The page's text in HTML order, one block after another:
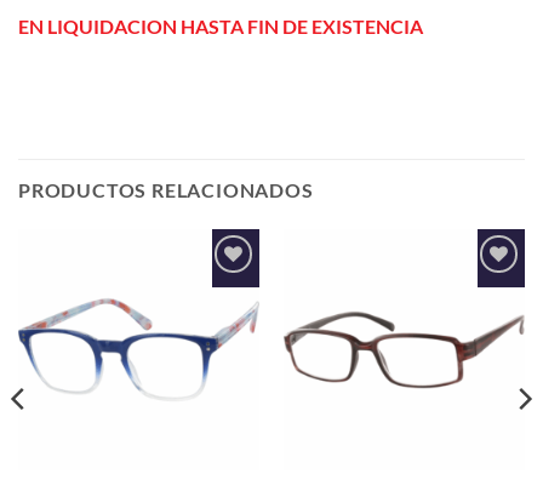
EN LIQUIDACION HASTA FIN DE EXISTENCIA
PRODUCTOS RELACIONADOS
Añadir
lista de
deseos
Añadir
lista de
deseos